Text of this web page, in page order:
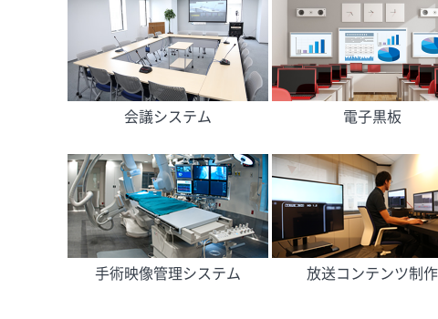
会議システム 電子黒板
手術映像管理システム 放送コンテンツ制作